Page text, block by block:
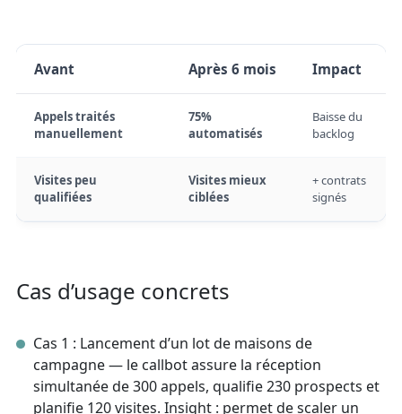
Avant Après 6 mois Impact
Appels traités
manuellement
75%
automatisés
Baisse du
backlog
Visites peu
qualifiées
Visites mieux
ciblées
+ contrats
signés
Cas d’usage concrets
Cas 1 : Lancement d’un lot de maisons de
campagne — le callbot assure la réception
simultanée de 300 appels, qualifie 230 prospects et
planifie 120 visites. Insight : permet de scaler un